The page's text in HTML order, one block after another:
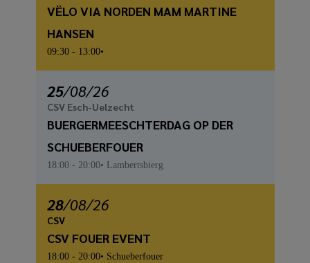
VËLO VIA NORDEN MAM MARTINE
HANSEN
09:30 - 13:00
25/08/26
CSV Esch-Uelzecht
BUERGERMEESCHTERDAG OP DER
SCHUEBERFOUER
18:00 - 20:00 Lambertsbierg
28/08/26
CSV
CSV FOUER EVENT
18:00 - 20:00 Schueberfouer